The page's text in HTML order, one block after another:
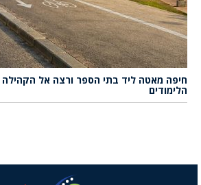
חיפה מאטה ליד בתי הספר ורצה אל
הלימודים